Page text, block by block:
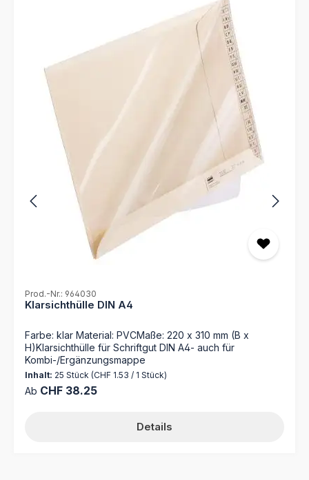
Prod.-Nr.: 964030
Klarsichthülle DIN A4
Farbe: klar Material: PVCMaße: 220 x 310 mm (B x
H)Klarsichthülle für Schriftgut DIN A4- auch für
Kombi-/Ergänzungsmappe
Inhalt: 25 Stück (CHF 1.53 / 1 Stück)
Regulärer Preis:
Ab CHF 38.25
Details